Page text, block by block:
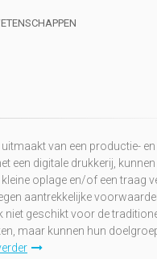
van een productie- en
een digitale drukkerij,
oplage en/of een traag
aantrekkelijke
niet geschikt voor de
maar kunnen hun